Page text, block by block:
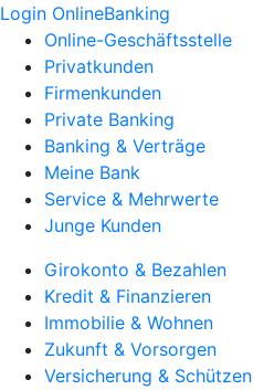
Login OnlineBanking
Online-Geschäftsstelle
Privatkunden
Firmenkunden
Private Banking
Banking & Verträge
Meine Bank
Service & Mehrwerte
Junge Kunden
Girokonto & Bezahlen
Kredit & Finanzieren
Immobilie & Wohnen
Zukunft & Vorsorgen
Versicherung & Schützen